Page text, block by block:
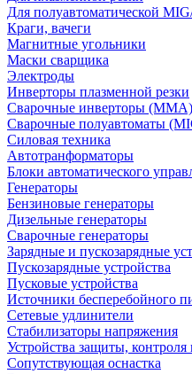
Для полуавтоматической
Краги, вачеги
Магнитные угольники
Маски сварщика
Электроды
Инверторы плазменной резки
Сварочные инверторы (MMA)
Сварочные полуавтоматы
Силовая техника
Автотранформаторы
Блоки автоматического
Генераторы
Бензиновые генераторы
Дизельные генераторы
Сварочные генераторы
Зарядные и пускозарядные
Пускозарядные устройства
Пусковые устройства
Источники бесперебойного
Сетевые удлинители
Стабилизаторы напряжения
Устройства защиты, контроля
Сопутствующая оснастка